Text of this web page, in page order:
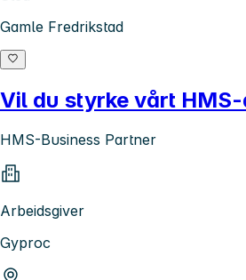
Gamle Fredrikstad
Vil du styrke vårt
HMS-Business Partner
Arbeidsgiver
Gyproc